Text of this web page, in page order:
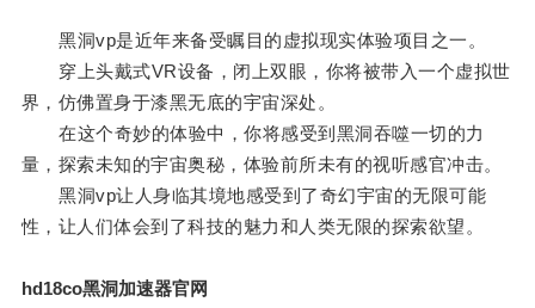
黑洞vp是近年来备受瞩目的虚拟现实体验项目之一。
穿上头戴式VR设备，闭上双眼，你将被带入一个虚拟世
界，仿佛置身于漆黑无底的宇宙深处。
在这个奇妙的体验中，你将感受到黑洞吞噬一切的力
量，探索未知的宇宙奥秘，体验前所未有的视听感官冲击。
黑洞vp让人身临其境地感受到了奇幻宇宙的无限可能
性，让人们体会到了科技的魅力和人类无限的探索欲望。
hd18co黑洞加速器官网